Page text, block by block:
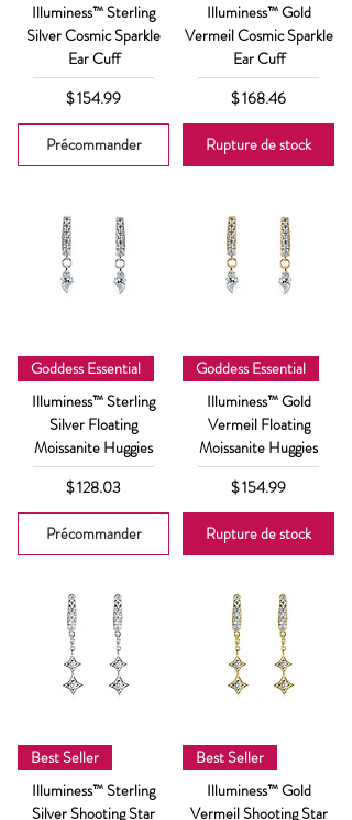
Illuminess™ Sterling
Silver Cosmic Sparkle
Ear Cuff
Prix
$ 154.99
Précommander
Illuminess™ Gold
Vermeil Cosmic Sparkle
Ear Cuff
Prix
$ 168.46
Rupture de stock
Goddess Essential
Illuminess™ Sterling
Silver Floating
Moissanite Huggies
Prix
$ 128.03
Précommander
Goddess Essential
Illuminess™ Gold
Vermeil Floating
Moissanite Huggies
Prix
$ 154.99
Rupture de stock
Best Seller
Illuminess™ Sterling
Silver Shooting Star
Best Seller
Illuminess™ Gold
Vermeil Shooting Star